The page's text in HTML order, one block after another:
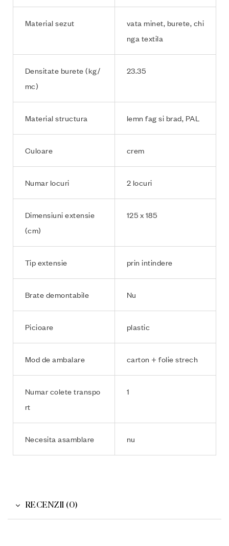
Material sezut
vata minet, burete, chi
nga textila
Densitate burete (kg/
mc)
23.35
Material structura lemn fag si brad, PAL
Culoare crem
Numar locuri 2 locuri
Dimensiuni extensie
(cm)
125 x 185
Tip extensie prin intindere
Brate demontabile Nu
Picioare plastic
Mod de ambalare carton + folie strech
Numar colete transpo
rt
1
Necesita asamblare nu
RECENZII (0)